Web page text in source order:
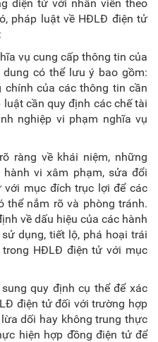
điện tử với nhân viên theo
pháp luật về HĐLĐ điện tử
vụ cung cấp thông tin của
có thể lưu ý bao gồm:
chính của các thông tin cần
cần quy định các chế tài
nghiệp vi phạm nghĩa vụ
ràng về khái niệm, những
vi xâm phạm, sửa đổi
mục đích trục lợi để các
thể nắm rõ và phòng tránh.
về dấu hiệu của các hành
dụng, tiết lộ, phá hoại trái
HĐLĐ điện tử với mục
quy định cụ thể để xác
điện tử đối với trường hợp
dối hay không trung thực
hiện hợp đồng điện tử để